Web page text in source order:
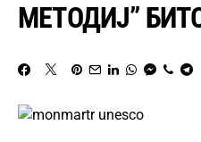
МЕТОДИЈ”